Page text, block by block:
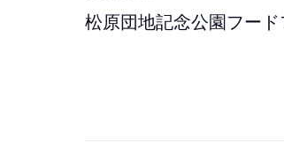
松原団地記念公園フード